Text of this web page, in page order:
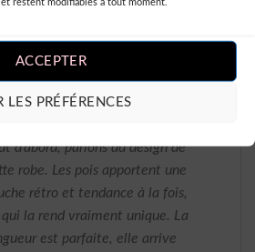
ACCEPTER
LES PRÉFÉRENCES
! J’ai acheté cette robe
à pois longue sur le site
et je suis absolument
de mon choix.
d’abord, parlons du design de
robe. Les pois apportent une
rétro et tendance à la fois,
qui la rend vraiment unique. La
est parfaite, elle arrive